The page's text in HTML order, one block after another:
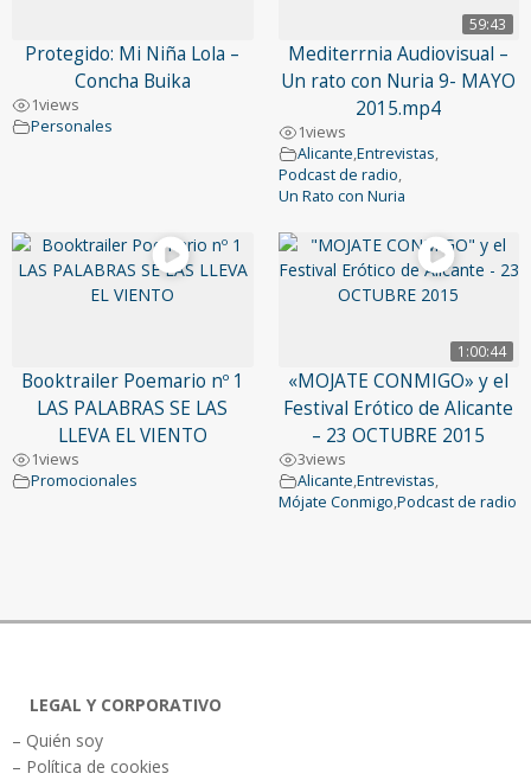
Protegido: Mi Niña Lola –
Concha Buika
1views
Personales
59:43
Mediterrnia Audiovisual –
Un rato con Nuria 9- MAYO
2015.mp4
1views
Alicante,Entrevistas,
Podcast de radio,
Un Rato con Nuria
Booktrailer Poemario nº 1
LAS PALABRAS SE LAS
LLEVA EL VIENTO
1views
Promocionales
1:00:44
«MOJATE CONMIGO» y el
Festival Erótico de Alicante
– 23 OCTUBRE 2015
3views
Alicante,Entrevistas,
Mójate Conmigo,Podcast de radio
LEGAL Y CORPORATIVO
– Quién soy
– Política de cookies